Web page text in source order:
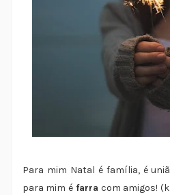
Para mim Natal é família, é
para mim é farra com amigos!